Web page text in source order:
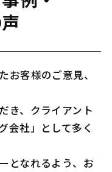
お客様のご意見、
き、クライアント
会社」として多く
となれるよう、お